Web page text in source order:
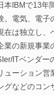
本IBMで13年
。電気、電子
在は独立し、
業の新規事業
ITベンダー
ューション営
グなどのコン